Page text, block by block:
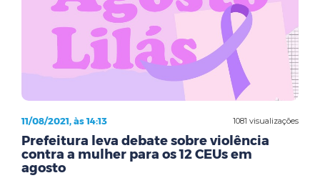
1081 visualizações
11/08/2021, às 14:13
Prefeitura leva debate sobre violência
contra a mulher para os 12 CEUs em
agosto